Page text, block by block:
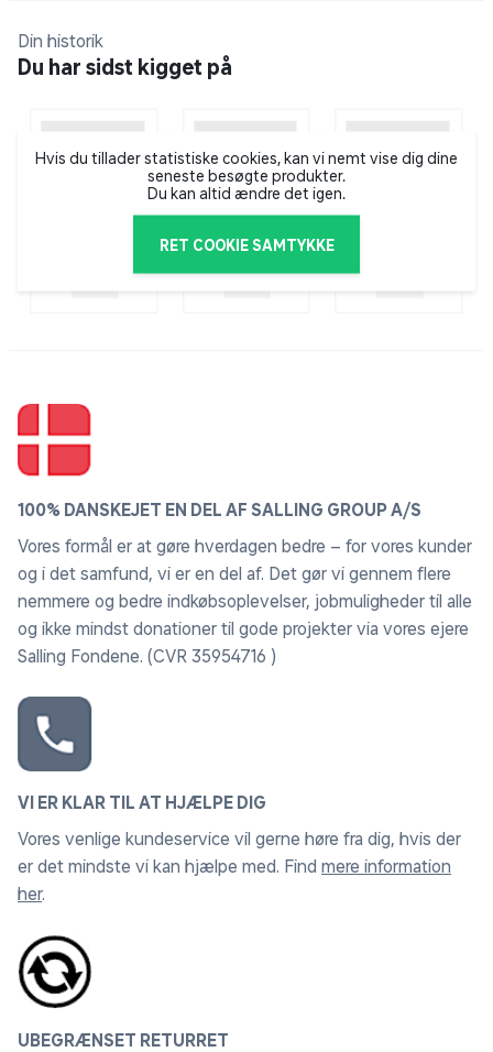
etableret i 1966 i Paris. I 1968 købte den spanske
parfumevirksomhed Puig licens til Paco Rabanne, og
Din historik
Du har sidst kigget på
Hvis du tillader statistiske cookies, kan vi nemt vise dig dine
seneste besøgte produkter.
Du kan altid ændre det igen.
RET COOKIE SAMTYKKE
100% DANSKEJET EN DEL AF SALLING GROUP A/S
Vores formål er at gøre hverdagen bedre – for vores kunder
og i det samfund, vi er en del af. Det gør vi gennem flere
nemmere og bedre indkøbsoplevelser, jobmuligheder til alle
og ikke mindst donationer til gode projekter via vores ejere
Salling Fondene. (CVR 35954716 )
VI ER KLAR TIL AT HJÆLPE DIG
Vores venlige kundeservice vil gerne høre fra dig, hvis der
er det mindste vi kan hjælpe med. Find mere information
her.
UBEGRÆNSET RETURRET